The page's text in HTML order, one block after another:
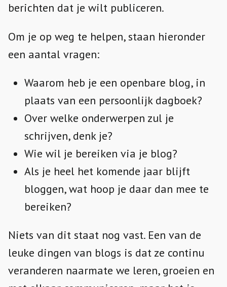
berichten dat je wilt publiceren.
Om je op weg te helpen, staan hieronder
een aantal vragen:
Waarom heb je een openbare blog, in
plaats van een persoonlijk dagboek?
Over welke onderwerpen zul je
schrijven, denk je?
Wie wil je bereiken via je blog?
Als je heel het komende jaar blijft
bloggen, wat hoop je daar dan mee te
bereiken?
Niets van dit staat nog vast. Een van de
leuke dingen van blogs is dat ze continu
veranderen naarmate we leren, groeien en